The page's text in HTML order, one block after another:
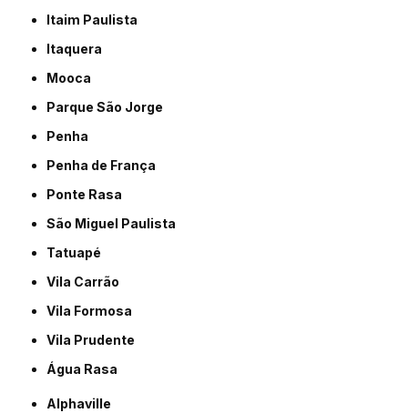
Itaim Paulista
Itaquera
Mooca
Parque São Jorge
Penha
Penha de França
Ponte Rasa
São Miguel Paulista
Tatuapé
Vila Carrão
Vila Formosa
Vila Prudente
Água Rasa
Alphaville